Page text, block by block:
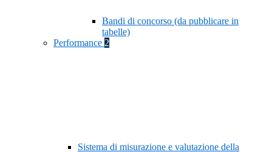
Bandi di concorso (da pubblicare in
tabelle)
Performance 2
Sistema di misurazione e valutazione della